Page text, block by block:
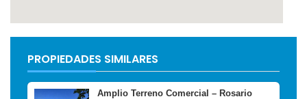
PROPIEDADES SIMILARES
Amplio Terreno Comercial – Rosario